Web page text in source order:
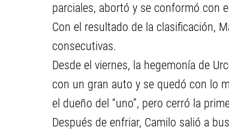
parciales, abortó y se conformó con
Con el resultado de la clasificación,
consecutivas.
Desde el viernes, la hegemonía de
con un gran auto y se quedó con lo
el dueño del “uno”, pero cerró la
Después de enfriar, Camilo salió a